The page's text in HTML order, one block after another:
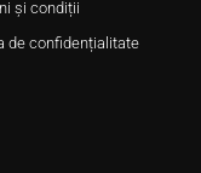
și condiții
de confidențialitate